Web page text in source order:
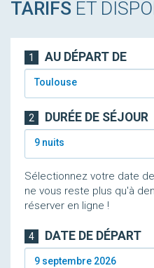
TARIFS ET
1 AU DÉPART DE
Toulouse
2 DURÉE DE SÉJOUR
9 nuits
Sélectionnez votre date
ne vous reste plus qu'à
réserver en ligne !
4 DATE DE DÉPART
9 septembre 2026